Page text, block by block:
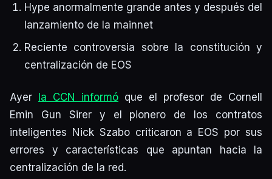
Hype anormalmente grande antes y después del
lanzamiento de la mainnet
Reciente controversia sobre la constitución y
centralización de EOS
Ayer la CCN informó que el profesor de Cornell
Emin Gun Sirer y el pionero de los contratos
inteligentes Nick Szabo criticaron a EOS por sus
errores y características que apuntan hacia la
centralización de la red.